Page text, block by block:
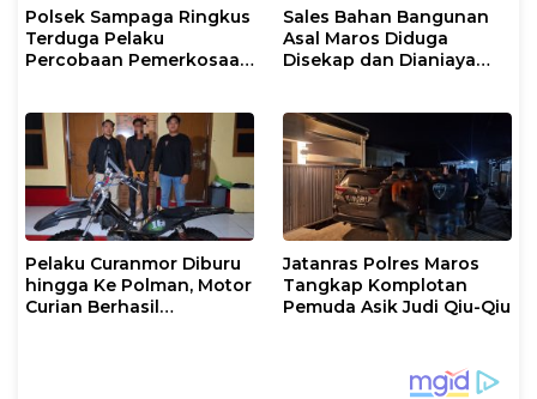
Polsek Sampaga Ringkus
Terduga Pelaku
Percobaan Pemerkosaan
Sales Bahan Bangunan
Asal Maros Diduga
Disekap dan Dianiaya
Pelaku Curanmor Diburu
hingga Ke Polman, Motor
Curian Berhasil
Jatanras Polres Maros
Tangkap Komplotan
Pemuda Asik Judi Qiu-Qiu